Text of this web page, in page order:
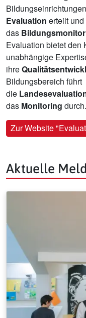
Evaluation erteilt
das
Evaluation bietet den
unabhängige
ihre
Bildungsbereich führt
die
das Monitoring durch.
Zur Website
Aktuelle